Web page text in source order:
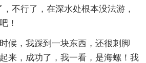
不行了，在深水处根本没法游，
！
候，我踩到一块东西，还很刺脚
来，成功了，我一看，是海螺！我